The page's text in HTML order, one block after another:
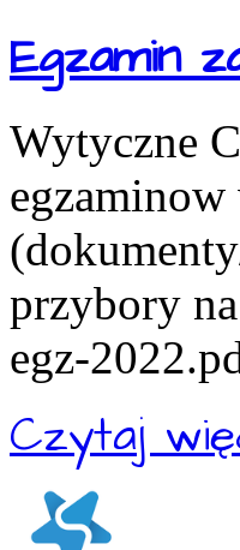
Egzamin
Wytyczne
przybory
egz-
Czytaj